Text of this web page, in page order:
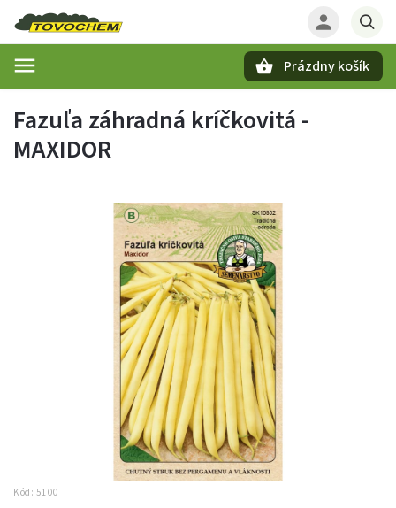
Prázdny košík
Fazuľa záhradná kríčkovitá -
MAXIDOR
Kód: 5100